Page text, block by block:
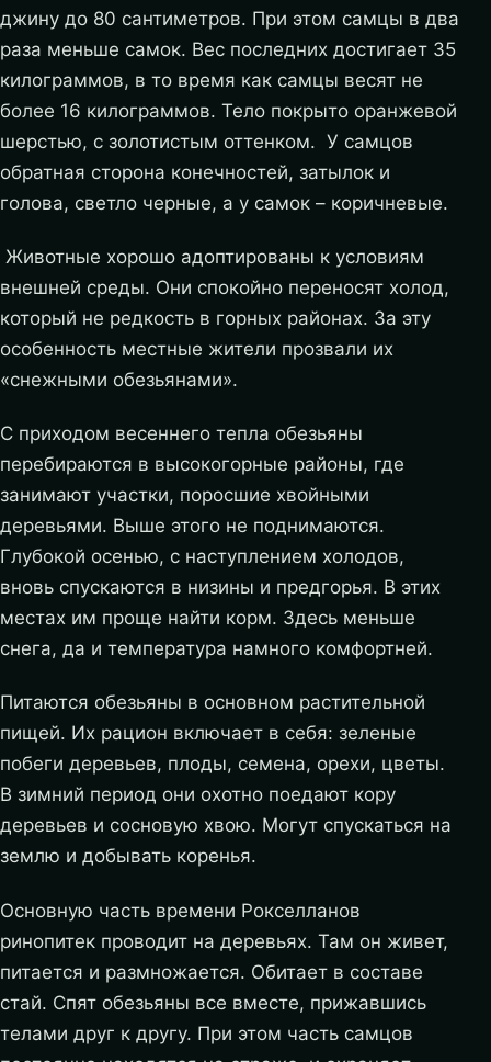
джину до 80 сантиметров. При этом самцы в два
раза меньше самок. Вес последних достигает 35
килограммов, в то время как самцы весят не
более 16 килограммов. Тело покрыто оранжевой
шерстью, с золотистым оттенком. У самцов
обратная сторона конечностей, затылок и
голова, светло черные, а у самок – коричневые.
Животные хорошо адоптированы к условиям
внешней среды. Они спокойно переносят холод,
который не редкость в горных районах. За эту
особенность местные жители прозвали их
«снежными обезьянами».
С приходом весеннего тепла обезьяны
перебираются в высокогорные районы, где
занимают участки, поросшие хвойными
деревьями. Выше этого не поднимаются.
Глубокой осенью, с наступлением холодов,
вновь спускаются в низины и предгорья. В этих
местах им проще найти корм. Здесь меньше
снега, да и температура намного комфортней.
Питаются обезьяны в основном растительной
пищей. Их рацион включает в себя: зеленые
побеги деревьев, плоды, семена, орехи, цветы.
В зимний период они охотно поедают кору
деревьев и сосновую хвою. Могут спускаться на
землю и добывать коренья.
Основную часть времени Рокселланов
ринопитек проводит на деревьях. Там он живет,
питается и размножается. Обитает в составе
стай. Спят обезьяны все вместе, прижавшись
телами друг к другу. При этом часть самцов